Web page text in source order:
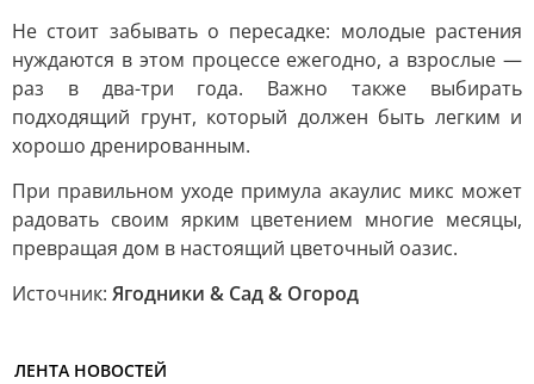
Не стоит забывать о пересадке: молодые растения
нуждаются в этом процессе ежегодно, а взрослые —
раз в два-три года. Важно также выбирать
подходящий грунт, который должен быть легким и
хорошо дренированным.
При правильном уходе примула акаулис микс может
радовать своим ярким цветением многие месяцы,
превращая дом в настоящий цветочный оазис.
Источник: Ягодники & Сад & Огород
ЛЕНТА НОВОСТЕЙ